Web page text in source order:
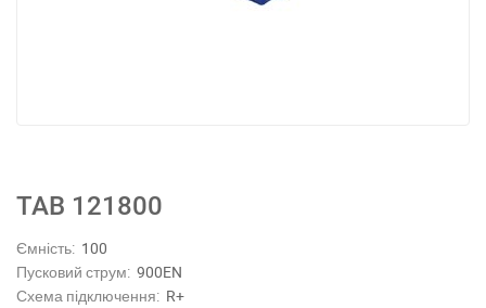
TAB 121800
Ємність: 100
Пусковий струм: 900EN
Схема підключення: R+